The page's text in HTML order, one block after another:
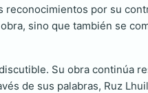
por su
sino que también se
Su obra continúa
de sus palabras, Ruz